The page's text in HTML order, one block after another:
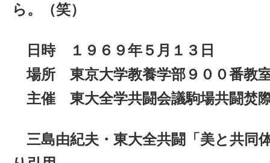
ら。（笑）
日時 １９６９年５月１３日
場所 東京大学教養学部９００番教
主催 東大全学共闘会議駒場共闘焚
三島由紀夫・東大全共闘「美と共同